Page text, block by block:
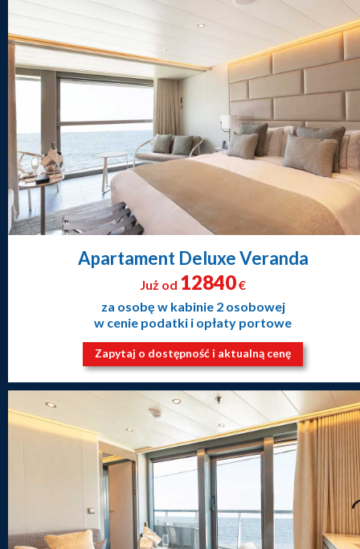
Apartament Deluxe Veranda
Już od 12840€
za osobę w kabinie 2 osobowej
w cenie podatki i opłaty portowe
Zapytaj o dostępność i aktualną cenę